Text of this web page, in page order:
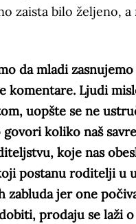
zaista bilo željeno,
da mladi
komentare. Ljudi
uopšte se ne
koliko naš
koje nas
postanu roditelji u
jer one
prodaju se laži